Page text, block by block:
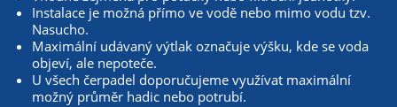
Instalace je možná přímo ve vodě nebo mimo vodu tzv.
Nasucho.
Maximální udávaný výtlak označuje výšku, kde se voda
objeví, ale nepoteče.
U všech čerpadel doporučujeme využívat maximální
možný průměr hadic nebo potrubí.